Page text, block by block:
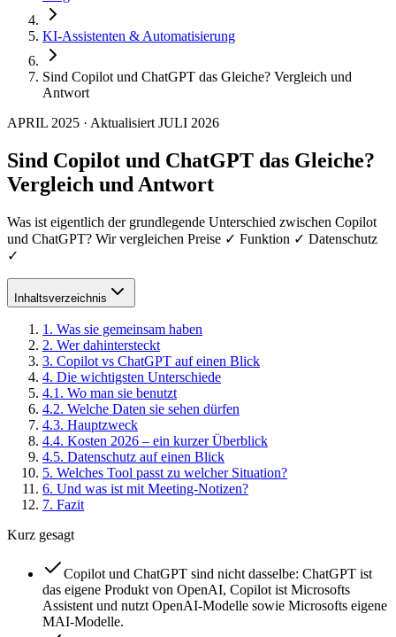
KI-Assistenten & Automatisierung
Sind Copilot und ChatGPT das Gleiche? Vergleich und
Antwort
APRIL 2025 · Aktualisiert JULI 2026
Sind Copilot und ChatGPT das Gleiche?
Vergleich und Antwort
Was ist eigentlich der grundlegende Unterschied zwischen Copilot
und ChatGPT? Wir vergleichen Preise ✓ Funktion ✓ Datenschutz
✓
Inhaltsverzeichnis
1 . Was sie gemeinsam haben
2. Wer dahintersteckt
3. Copilot vs ChatGPT auf einen Blick
4. Die wichtigsten Unterschiede
4.1 . Wo man sie benutzt
4.2. Welche Daten sie sehen dürfen
4.3. Hauptzweck
4.4. Kosten 2026 – ein kurzer Überblick
4.5. Datenschutz auf einen Blick
5. Welches Tool passt zu welcher Situation?
6. Und was ist mit Meeting-Notizen?
7. Fazit
Kurz gesagt
Copilot und ChatGPT sind nicht dasselbe: ChatGPT ist
das eigene Produkt von OpenAI, Copilot ist Microsofts
Assistent und nutzt OpenAI-Modelle sowie Microsofts eigene
MAI-Modelle.